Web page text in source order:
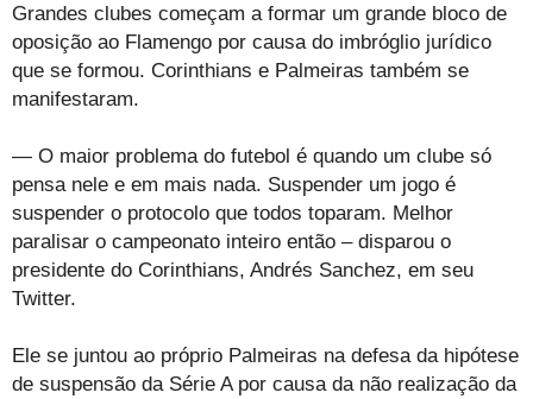
Grandes clubes começam a formar um grande bloco de
oposição ao Flamengo por causa do imbróglio jurídico
que se formou. Corinthians e Palmeiras também se
manifestaram.
— O maior problema do futebol é quando um clube só
pensa nele e em mais nada. Suspender um jogo é
suspender o protocolo que todos toparam. Melhor
paralisar o campeonato inteiro então – disparou o
presidente do Corinthians, Andrés Sanchez, em seu
Twitter.
Ele se juntou ao próprio Palmeiras na defesa da hipótese
de suspensão da Série A por causa da não realização da